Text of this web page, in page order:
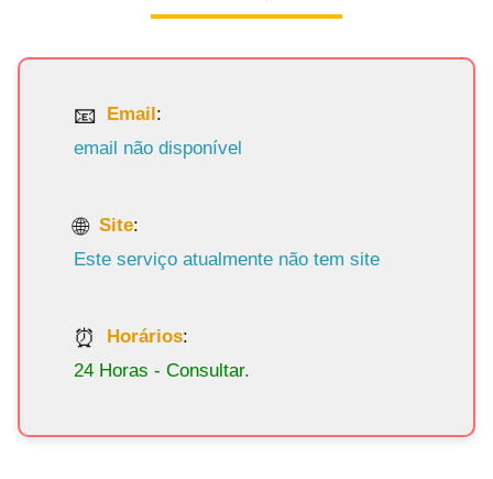
Email:
email não disponível
Site:
Este serviço atualmente não tem site
Horários:
24 Horas - Consultar.